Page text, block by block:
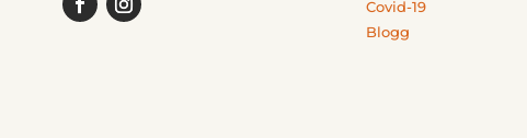
Covid-19
Blogg